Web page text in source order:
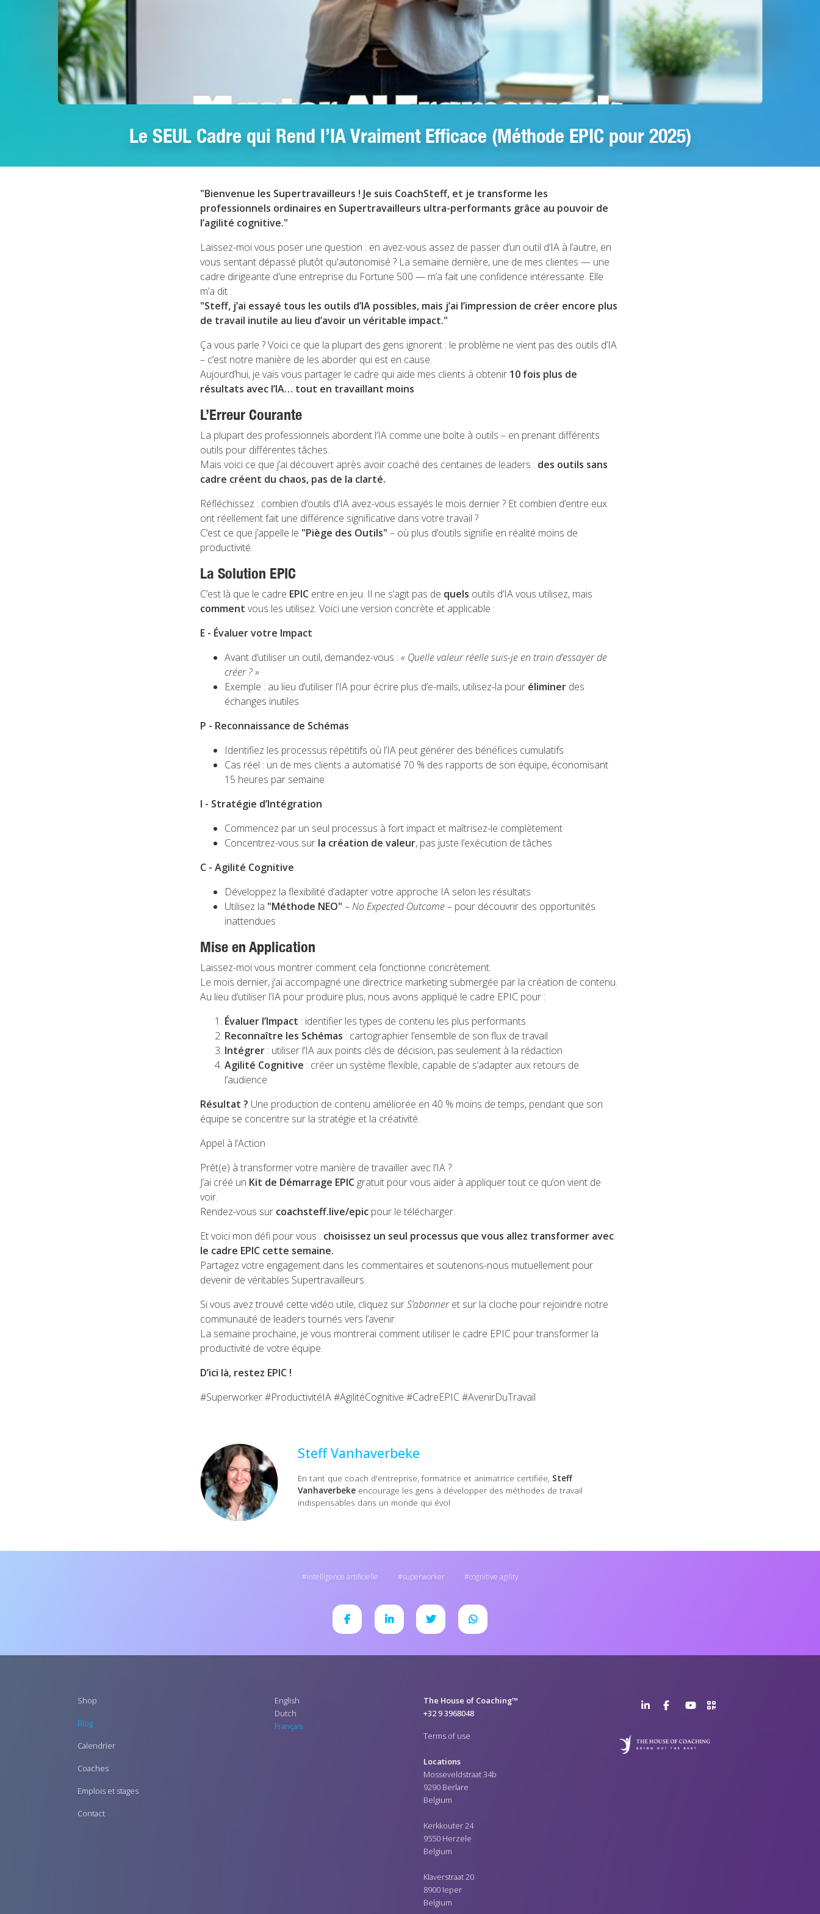
Le SEUL Cadre qui Rend l’IA Vraiment Efficace (Méthode EPIC pour 2025)
"Bienvenue les Supertravailleurs ! Je suis CoachSteff, et je transforme les
professionnels ordinaires en Supertravailleurs ultra-performants grâce au pouvoir de
l’agilité cognitive."
Laissez-moi vous poser une question : en avez-vous assez de passer d’un outil d’IA à l’autre, en
vous sentant dépassé plutôt qu'autonomisé ? La semaine dernière, une de mes clientes — une
cadre dirigeante d'une entreprise du Fortune 500 — m’a fait une confidence intéressante. Elle
m’a dit :
"Steff, j’ai essayé tous les outils d’IA possibles, mais j’ai l’impression de créer encore plus
de travail inutile au lieu d’avoir un véritable impact."
Ça vous parle ? Voici ce que la plupart des gens ignorent : le problème ne vient pas des outils d’IA
– c’est notre manière de les aborder qui est en cause.
Aujourd’hui, je vais vous partager le cadre qui aide mes clients à obtenir 10 fois plus de
résultats avec l’IA… tout en travaillant moins
L’Erreur Courante
La plupart des professionnels abordent l’IA comme une boîte à outils – en prenant différents
outils pour différentes tâches.
Mais voici ce que j’ai découvert après avoir coaché des centaines de leaders : des outils sans
cadre créent du chaos, pas de la clarté.
Réfléchissez : combien d’outils d’IA avez-vous essayés le mois dernier ? Et combien d’entre eux
ont réellement fait une différence significative dans votre travail ?
C’est ce que j’appelle le "Piège des Outils" – où plus d’outils signifie en réalité moins de
productivité.
La Solution EPIC
C’est là que le cadre EPIC entre en jeu. Il ne s’agit pas de quels outils d’IA vous utilisez, mais
comment vous les utilisez. Voici une version concrète et applicable :
E - Évaluer votre Impact
Avant d’utiliser un outil, demandez-vous : « Quelle valeur réelle suis-je en train d’essayer de
créer ? »
Exemple : au lieu d’utiliser l’IA pour écrire plus d’e-mails, utilisez-la pour éliminer des
échanges inutiles
P - Reconnaissance de Schémas
Identifiez les processus répétitifs où l’IA peut générer des bénéfices cumulatifs
Cas réel : un de mes clients a automatisé 70 % des rapports de son équipe, économisant
15 heures par semaine
I - Stratégie d’Intégration
Commencez par un seul processus à fort impact et maîtrisez-le complètement
Concentrez-vous sur la création de valeur, pas juste l’exécution de tâches
C - Agilité Cognitive
Développez la flexibilité d’adapter votre approche IA selon les résultats
Utilisez la "Méthode NEO" –No Expected Outcome– pour découvrir des opportunités
inattendues
Mise en Application
Laissez-moi vous montrer comment cela fonctionne concrètement.
Le mois dernier, j’ai accompagné une directrice marketing submergée par la création de contenu.
Au lieu d’utiliser l’IA pour produire plus, nous avons appliqué le cadre EPIC pour :
Évaluer l’Impact : identifier les types de contenu les plus performants
Reconnaître les Schémas : cartographier l’ensemble de son flux de travail
Intégrer : utiliser l’IA aux points clés de décision, pas seulement à la rédaction
Agilité Cognitive : créer un système flexible, capable de s’adapter aux retours de
l’audience
Résultat ? Une production de contenu améliorée en 40 % moins de temps, pendant que son
équipe se concentre sur la stratégie et la créativité.
Appel à l’Action
Prêt(e) à transformer votre manière de travailler avec l’IA ?
J’ai créé un Kit de Démarrage EPIC gratuit pour vous aider à appliquer tout ce qu’on vient de
voir.
Rendez-vous sur coachsteff.live/epic pour le télécharger.
Et voici mon défi pour vous : choisissez un seul processus que vous allez transformer avec
le cadre EPIC cette semaine.
Partagez votre engagement dans les commentaires et soutenons-nous mutuellement pour
devenir de véritables Supertravailleurs.
Si vous avez trouvé cette vidéo utile, cliquez surS’abonneret sur la cloche pour rejoindre notre
communauté de leaders tournés vers l’avenir.
La semaine prochaine, je vous montrerai comment utiliser le cadre EPIC pour transformer la
productivité de votre équipe.
D’ici là, restez EPIC !
#Superworker #ProductivitéIA #AgilitéCognitive #CadreEPIC #AvenirDuTravail
Steff Vanhaverbeke
En tant que coach d'entreprise, formatrice et animatrice certifiée, Steff
Vanhaverbeke encourage les gens à développer des méthodes de travail
indispensables dans un monde qui évol
intelligence artificielle superworker cognitive agility
Footer
Shop
Blog
Calendrier
Coaches
Emplois et stages
Contact
English
Dutch
Français
The House of Coaching™
+32 9 3968048
Terms of use
Locations
Mosseveldstraat 34b
9290 Berlare
Belgium
Kerkkouter 24
9550 Herzele
Belgium
Klaverstraat 20
8900 Ieper
Belgium
PagePageChannel
QR